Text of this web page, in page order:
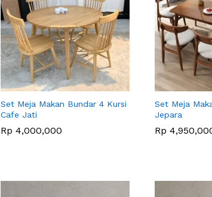
Set Meja Makan Bundar 4 Kursi
Cafe Jati
Rp 4,000,000
Rp 4,000,000
Set Meja
Jepara
Rp
Rp